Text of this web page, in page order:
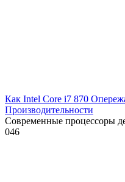
Как Intel Core i7 870
Производительности
Современные процессоры
046